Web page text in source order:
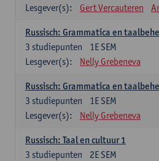
Lesgever(s):
Gert Vercauteren
Russisch: Grammatica en
1E SEM
3 studiepunten
Lesgever(s):
Nelly Grebeneva
Russisch: Grammatica en
1E SEM
3 studiepunten
Lesgever(s):
Nelly Grebeneva
Russisch: Taal en cultuur 1
2E SEM
3 studiepunten